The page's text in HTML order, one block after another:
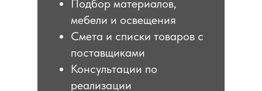
Подбор материалов,
мебели и освещения
Смета и списки товаров с
поставщиками
Консультации по
реализации